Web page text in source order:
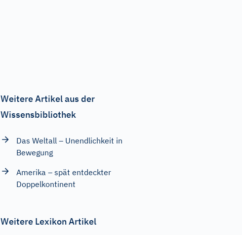
Weitere Artikel aus der
Wissensbibliothek
Das Weltall – Unendlichkeit in
Bewegung
Amerika – spät entdeckter
Doppelkontinent
Weitere Lexikon Artikel